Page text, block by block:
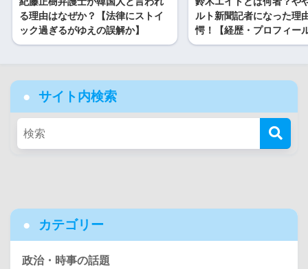
る理由はなぜか？【法律にストイ
ック過ぎるがゆえの誤解か】
ルト新聞記者になった理
愕！【経歴・プロフィー
サイト内検索
カテゴリー
政治・時事の話題